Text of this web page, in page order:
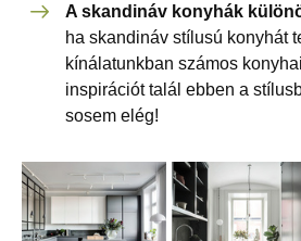
A skandináv konyhák
ha skandináv stílusú konyhát
kínálatunkban számos
inspirációt talál ebben a
sosem elég!